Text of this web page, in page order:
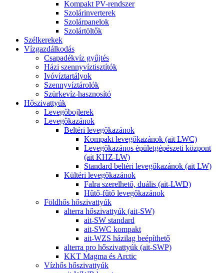
Kompakt PV-rendszer
Szolárinverterek
Szolárpanelok
Szolártöltők
Szélkerekek
Vízgazdálkodás
Csapadékvíz gyűjtés
Házi szennyvíztisztítók
Ivóvíztartályok
Szennyvíztárolók
Szürkevíz-hasznosító
Hőszivattyúk
Levegőbojlerek
Levegőkazánok
Beltéri levegőkazánok
Kompakt levegőkazánok (ait LWC)
Levegőkazános épületgépészeti központ
(ait KHZ-LW)
Standard beltéri levegőkazánok (ait LW)
Kültéri levegőkazánok
Falra szerelhető, duális (ait-LWD)
Hűtő-fűtő levegőkazánok
Földhős hőszivattyúk
alterra hőszivattyúk (ait-SW)
ait-SW standard
ait-SWC kompakt
ait-WZS házilag beépíthető
alterra pro hőszivattyúk (ait-SWP)
KKT Magma és Arctic
Vízhős hőszivattyúk